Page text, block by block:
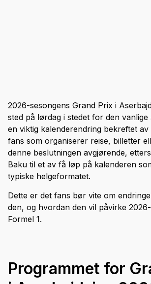
2026-sesongens Grand Prix i
sted på lørdag i stedet for den
en viktig kalenderendring bekreftet av
fans som organiserer reise, billetter
denne beslutningen avgjørende,
Baku til et av få løp på kalenderen
typiske helgeformatet.
Dette er det fans bør vite om
den, og hvordan den vil påvirke
Formel 1.
Programmet for